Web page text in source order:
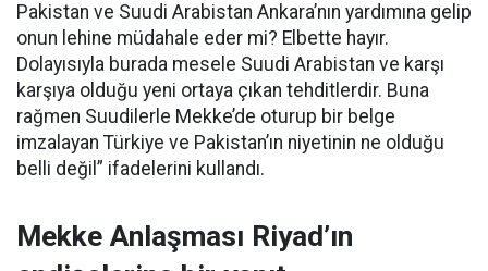
Pakistan ve Suudi Arabistan Ankara’nın yardımına gelip
onun lehine müdahale eder mi? Elbette hayır.
Dolayısıyla burada mesele Suudi Arabistan ve karşı
karşıya olduğu yeni ortaya çıkan tehditlerdir. Buna
rağmen Suudilerle Mekke’de oturup bir belge
imzalayan Türkiye ve Pakistan’ın niyetinin ne olduğu
belli değil” ifadelerini kullandı.
Mekke Anlaşması Riyad’ın